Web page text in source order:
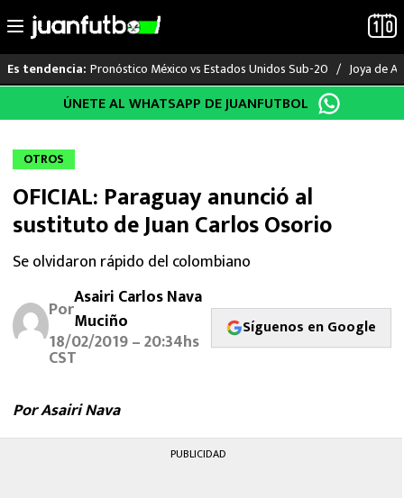
al
Es tendencia: Pronóstico México vs Estados Unidos Sub-20 Joya de
LO ÚLTIMO
LIGA MX
RAYADOS
SELECCIÓN MEXICANA
MEXICANOS EN EL EXTRANJERO
ÚNETE AL WHATSAPP DE JUANFUTBOL
OTROS
OFICIAL: Paraguay anunció al
sustituto de Juan Carlos Osorio
Se olvidaron rápido del colombiano
PorAsairi Carlos Nava
Muciño
18/02/2019 – 20:34hs
CST
Síguenos en Google
Por Asairi Nava
PUBLICIDAD